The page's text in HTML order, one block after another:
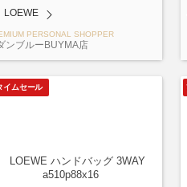
LOEWE
PERSONAL SHOPPER
ンブルーBUYMA店
イムセール